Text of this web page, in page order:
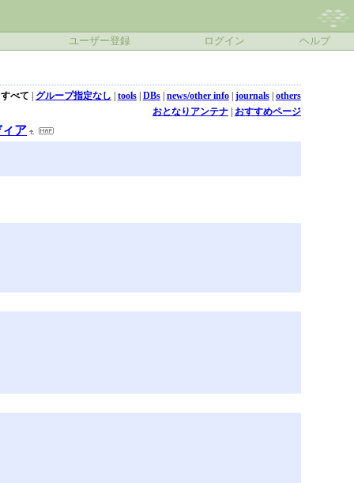
ユーザー登録 ログイン ヘルプ
すべて グループ指定なし tools| DBs| news/other info| journals| others
おとなりアンテナ| おすすめページ
ア